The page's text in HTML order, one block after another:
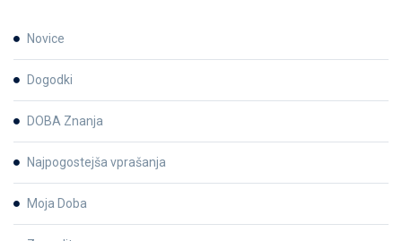
Novice
Dogodki
DOBA Znanja
Najpogostejša vprašanja
Moja Doba